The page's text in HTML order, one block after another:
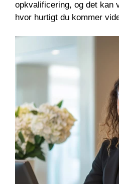
opkvalificering, og det kan
hvor hurtigt du kommer